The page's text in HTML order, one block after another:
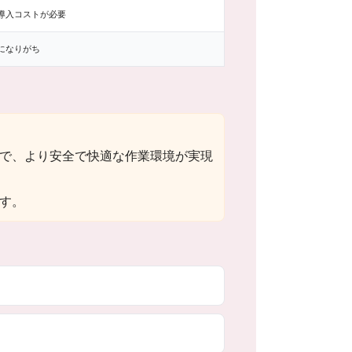
入コストが必要
なりがち
、より安全で快適な作業環境が実現
。